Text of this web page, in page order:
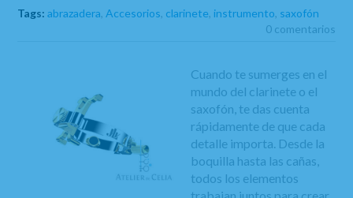
Tags:abrazadera ,Accesorios clarinete instrumento saxofón
0 comentarios
Cuando te sumerges en el
mundo del clarinete o el
saxofón, te das cuenta
rápidamente de que cada
detalle importa. Desde la
boquilla hasta las cañas,
todos los elementos